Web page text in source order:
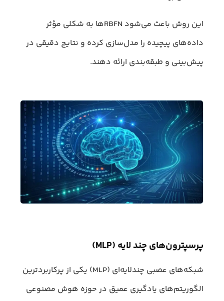
این روش باعث می‌شود RBFNها به شکلی مؤثر
داده‌های پیچیده را مدل‌سازی کرده و نتایج دقیقی در
پیش‌بینی و طبقه‌بندی ارائه دهند.
پرسپترون‌های چند لایه (MLP)
شبکه‌های عصبی چندلایه‌ای (MLP) یکی از پرکاربردترین
الگوریتم‌های یادگیری عمیق در حوزه هوش مصنوعی